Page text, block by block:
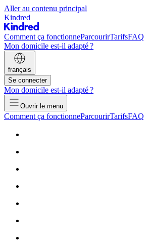
Aller au contenu principal
Kindred
Comment ça fonctionneParcourirTarifsFAQ
Mon domicile est-il adapté ?
français
Se connecter
Mon domicile est-il adapté ?
Ouvrir le menu
Comment ça fonctionneParcourirTarifsFAQ